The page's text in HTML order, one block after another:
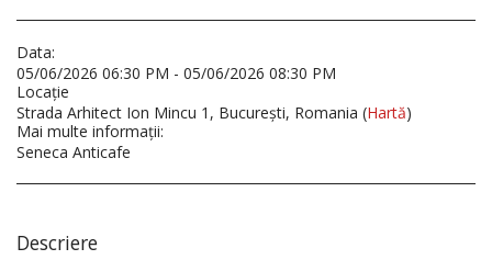
Data:
05/06/2026 06:30 PM - 05/06/2026 08:30 PM
Locaţie
Strada Arhitect Ion Mincu 1, București, Romania (Hartă)
Mai multe informaţii:
Seneca Anticafe
Descriere